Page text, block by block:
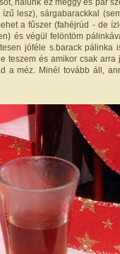
lesz), sárgabarackkal
a fűszer (fahéjrúd - de
és végül felöntöm
jóféle s.barack pálinka
teszem és amikor csak
a méz. Minél tovább áll,